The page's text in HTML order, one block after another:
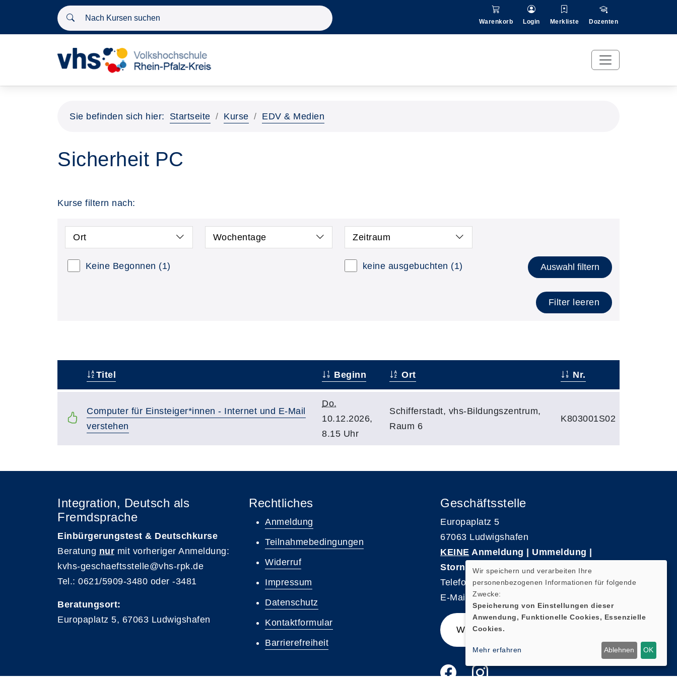
Nach Kursen suchen
Warenkorb Login Merkliste Dozenten
Sie befinden sich hier: Startseite Kurse EDV & Medien
Sicherheit PC
Kurse filtern nach:
Ort Wochentage Zeitraum
Keine Begonnen (1) keine ausgebuchten (1) Auswahl filtern
Filter leeren
Titel Beginn Ort Nr.
Computer für Einsteiger*innen - Internet und E-Mail
verstehen
Do.
10.12.2026,
8.15 Uhr
Schifferstadt, vhs-Bildungszentrum,
Raum 6
K803001S02
Integration, Deutsch als
Fremdsprache
Einbürgerungstest & Deutschkurse
Beratung nur mit vorheriger Anmeldung:
kvhs-geschaeftsstelle@vhs-rpk.de
Tel.: 0621/5909-3480 oder -3481
Beratungsort:
Europaplatz 5, 67063 Ludwigshafen
Rechtliches
Anmeldung
Teilnahmebedingungen
Widerruf
Impressum
Datenschutz
Kontaktformular
Barrierefreiheit
Geschäftsstelle
Europaplatz 5
67063 Ludwigshafen
KEINE Anmeldung | Ummeldung |
Stornierungen
Telefon 0621-5909 3500
E-Mail: kvhs-geschaeftsstelle@vhs-rpk.de
Widerrufsformular
Wir speichern und verarbeiten Ihre
personenbezogenen Informationen für folgende
Zwecke:
Speicherung von Einstellungen dieser
Anwendung, Funktionelle Cookies, Essenzielle
Cookies.
Mehr erfahren Ablehnen OK